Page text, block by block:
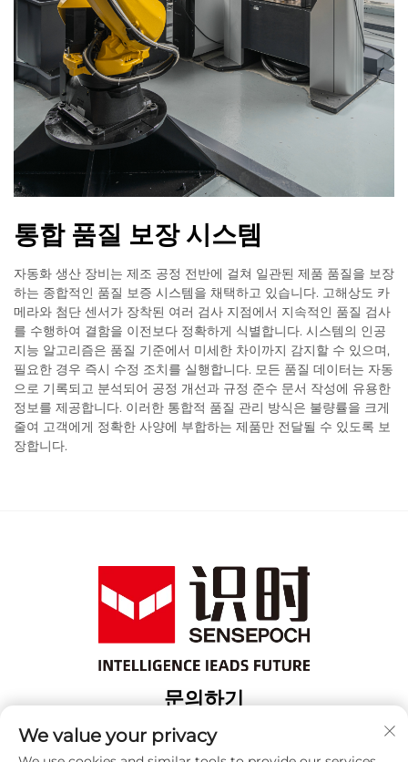
통합 품질 보장 시스템
자동화 생산 장비는 제조 공정 전반에 걸쳐 일관된 제품 품질을 보장
하는 종합적인 품질 보증 시스템을 채택하고 있습니다. 고해상도 카
메라와 첨단 센서가 장착된 여러 검사 지점에서 지속적인 품질 검사
를 수행하여 결함을 이전보다 정확하게 식별합니다. 시스템의 인공
지능 알고리즘은 품질 기준에서 미세한 차이까지 감지할 수 있으며,
필요한 경우 즉시 수정 조치를 실행합니다. 모든 품질 데이터는 자동
으로 기록되고 분석되어 공정 개선과 규정 준수 문서 작성에 유용한
정보를 제공합니다. 이러한 통합적 품질 관리 방식은 불량률을 크게
줄여 고객에게 정확한 사양에 부합하는 제품만 전달될 수 있도록 보
장합니다.
문의하기
Add: 상해 보산 구 위항로 18번지 3번 건물
We value your privacy